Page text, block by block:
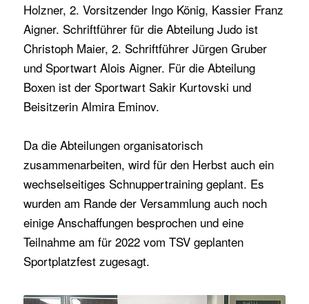
Holzner, 2. Vorsitzender Ingo König, Kassier Franz
Aigner. Schriftführer für die Abteilung Judo ist
Christoph Maier, 2. Schriftführer Jürgen Gruber
und Sportwart Alois Aigner. Für die Abteilung
Boxen ist der Sportwart Sakir Kurtovski und
Beisitzerin Almira Eminov.
Da die Abteilungen organisatorisch
zusammenarbeiten, wird für den Herbst auch ein
wechselseitiges Schnuppertraining geplant. Es
wurden am Rande der Versammlung auch noch
einige Anschaffungen besprochen und eine
Teilnahme am für 2022 vom TSV geplanten
Sportplatzfest zugesagt.